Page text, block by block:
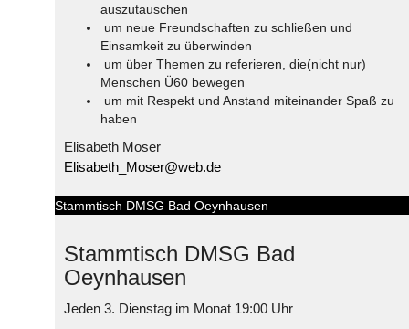
auszutauschen
um neue Freundschaften zu schließen und
Einsamkeit zu überwinden
um über Themen zu referieren, die(nicht nur)
Menschen Ü60 bewegen
um mit Respekt und Anstand miteinander Spaß zu
haben
Elisabeth Moser
Elisabeth_Moser@web.de
Stammtisch DMSG Bad Oeynhausen
Stammtisch DMSG Bad
Oeynhausen
Jeden 3. Dienstag im Monat 19:00 Uhr